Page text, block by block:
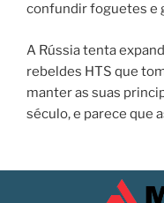
confundir foguetes e
A Rússia tenta
rebeldes HTS que
manter as suas
século, e parece que